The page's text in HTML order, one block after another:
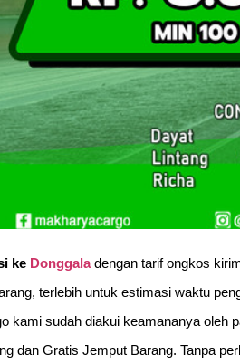
ke Donggala dengan tarif ongkos
terlebih untuk estimasi waktu
kami sudah diakui keamananya oleh
dan Gratis Jemput Barang. Tanpa